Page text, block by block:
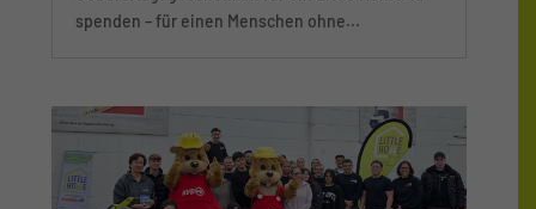
spenden – für einen Menschen ohne...